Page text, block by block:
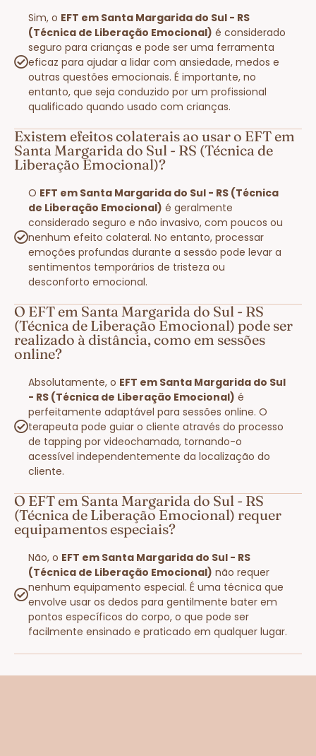
Sim, o EFT em Santa Margarida do Sul - RS
(Técnica de Liberação Emocional) é considerado
seguro para crianças e pode ser uma ferramenta
eficaz para ajudar a lidar com ansiedade, medos e
outras questões emocionais. É importante, no
entanto, que seja conduzido por um profissional
qualificado quando usado com crianças.
Existem efeitos colaterais ao usar o EFT em
Santa Margarida do Sul - RS (Técnica de
Liberação Emocional)?
O EFT em Santa Margarida do Sul - RS (Técnica
de Liberação Emocional) é geralmente
considerado seguro e não invasivo, com poucos ou
nenhum efeito colateral. No entanto, processar
emoções profundas durante a sessão pode levar a
sentimentos temporários de tristeza ou
desconforto emocional.
O EFT em Santa Margarida do Sul - RS
(Técnica de Liberação Emocional) pode ser
realizado à distância, como em sessões
online?
Absolutamente, o EFT em Santa Margarida do Sul
- RS (Técnica de Liberação Emocional) é
perfeitamente adaptável para sessões online. O
terapeuta pode guiar o cliente através do processo
de tapping por videochamada, tornando-o
acessível independentemente da localização do
cliente.
O EFT em Santa Margarida do Sul - RS
(Técnica de Liberação Emocional) requer
equipamentos especiais?
Não, o EFT em Santa Margarida do Sul - RS
(Técnica de Liberação Emocional) não requer
nenhum equipamento especial. É uma técnica que
envolve usar os dedos para gentilmente bater em
pontos específicos do corpo, o que pode ser
facilmente ensinado e praticado em qualquer lugar.